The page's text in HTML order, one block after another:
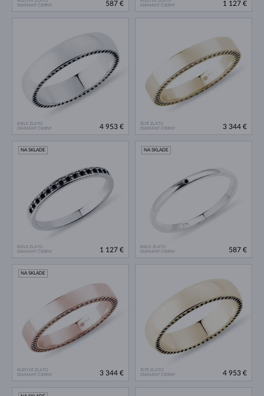
DIAMANT ČIERNY
587 €
DIAMANT ČIERNY
1 127 €
BIELE ZLATO
DIAMANT ČIERNY
4 953 €
ŽLTÉ ZLATO
DIAMANT ČIERNY
3 344 €
BIELE ZLATO
DIAMANT ČIERNY
NA SKLADE
1 127 €
BIELE ZLATO
DIAMANT ČIERNY
NA SKLADE
587 €
RUŽOVÉ ZLATO
DIAMANT ČIERNY
NA SKLADE
3 344 €
ŽLTÉ ZLATO
DIAMANT ČIERNY
4 953 €